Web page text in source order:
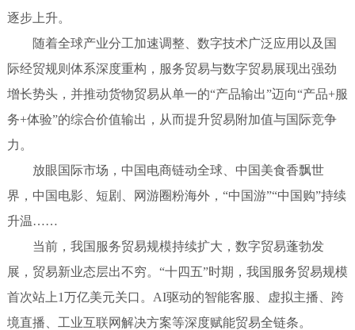
逐步上升。
随着全球产业分工加速调整、数字技术广泛应用以及国
际经贸规则体系深度重构，服务贸易与数字贸易展现出强劲
增长势头，并推动货物贸易从单一的“产品输出”迈向“产品+服
务+体验”的综合价值输出，从而提升贸易附加值与国际竞争
力。
放眼国际市场，中国电商链动全球、中国美食香飘世
界，中国电影、短剧、网游圈粉海外，“中国游”“中国购”持续
升温……
当前，我国服务贸易规模持续扩大，数字贸易蓬勃发
展，贸易新业态层出不穷。“十四五”时期，我国服务贸易规模
首次站上1万亿美元关口。AI驱动的智能客服、虚拟主播、跨
境直播、工业互联网解决方案等深度赋能贸易全链条。